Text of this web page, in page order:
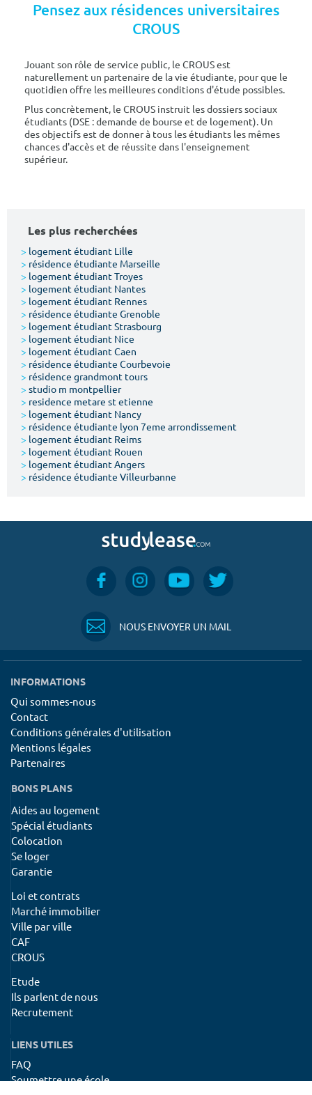
Pensez aux résidences universitaires
CROUS
Jouant son rôle de service public, le CROUS est
naturellement un partenaire de la vie étudiante, pour que le
quotidien offre les meilleures conditions d'étude possibles.
Plus concrètement, le CROUS instruit les dossiers sociaux
étudiants (DSE : demande de bourse et de logement). Un
des objectifs est de donner à tous les étudiants les mêmes
chances d'accès et de réussite dans l'enseignement
supérieur.
Les plus recherchées
> logement étudiant Lille
> résidence étudiante Marseille
> logement étudiant Troyes
> logement étudiant Nantes
> logement étudiant Rennes
> résidence étudiante Grenoble
> logement étudiant Strasbourg
> logement étudiant Nice
> logement étudiant Caen
> résidence étudiante Courbevoie
> résidence grandmont tours
> studio m montpellier
> residence metare st etienne
> logement étudiant Nancy
> résidence étudiante lyon 7eme arrondissement
> logement étudiant Reims
> logement étudiant Rouen
> logement étudiant Angers
> résidence étudiante Villeurbanne
NOUS ENVOYER UN MAIL
INFORMATIONS
Qui sommes-nous
Contact
Conditions générales d'utilisation
Mentions légales
Partenaires
BONS PLANS
Aides au logement
Spécial étudiants
Colocation
Se loger
Garantie
Loi et contrats
Marché immobilier
Ville par ville
CAF
CROUS
Etude
Ils parlent de nous
Recrutement
LIENS UTILES
FAQ
Soumettre une école